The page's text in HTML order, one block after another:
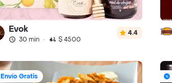
Evok
30 min · $ 4500
4.4
Envío Gratis